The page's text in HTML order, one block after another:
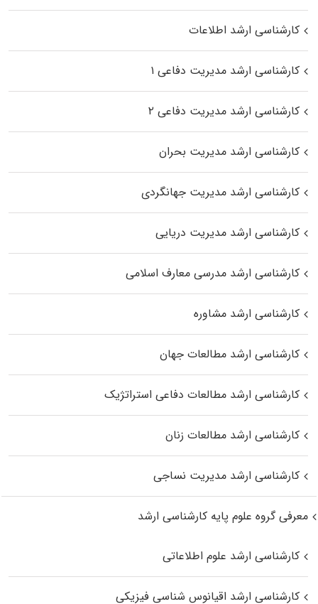
کارشناسی ارشد اطلاعات
کارشناسی ارشد مدیریت دفاعی ۱
کارشناسی ارشد مدیریت دفاعی ۲
کارشناسی ارشد مدیریت بحران
کارشناسی ارشد مدیریت جهانگردی
کارشناسی ارشد مدیریت دریایی
کارشناسی ارشد مدرسی معارف اسلامی
کارشناسی ارشد مشاوره
کارشناسی ارشد مطالعات جهان
کارشناسی ارشد مطالعات دفاعی استراتژیک
کارشناسی ارشد مطالعات زنان
کارشناسی ارشد مدیریت نساجی
معرفی گروه علوم پایه کارشناسی ارشد
کارشناسی ارشد علوم اطلاعاتی
کارشناسی ارشد اقیانوس‌ شناسی فیزیکی